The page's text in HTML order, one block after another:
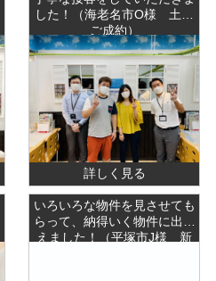
した！（海老名市O様 土地
ご成約）
詳しく見る
いろいろな物件を見させても
らって、納得いく物件に出会
えました！（平塚市J様 新